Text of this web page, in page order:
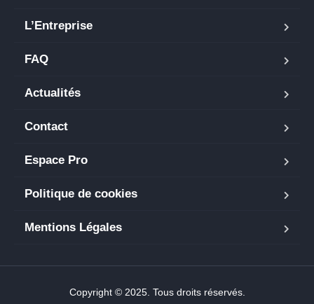
L’Entreprise
FAQ
Actualités
Contact
Espace Pro
Politique de cookies
Mentions Légales
Copyright © 2025. Tous droits réservés.